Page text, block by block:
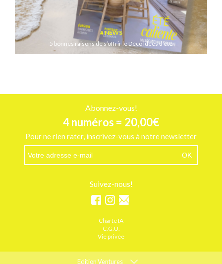
NEWS
5 bonnes raisons de s’offrir le Déco Idées d’été
Abonnez-vous!
4 numéros = 20,00€
Pour ne rien rater, inscrivez-vous à notre newsletter
Suivez-nous!
Charte IA
C.G.U.
Vie privée
Edition Ventures